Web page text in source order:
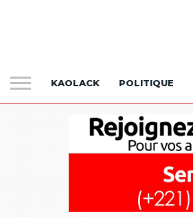
KAOLACK POLITIQUE